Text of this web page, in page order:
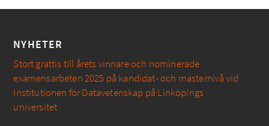
NYHETER
Stort grattis till årets vinnare och nominerade
examensarbeten 2025 på kandidat- och masternivå vid
Institutionen för Datavetenskap på Linköpings
universitet